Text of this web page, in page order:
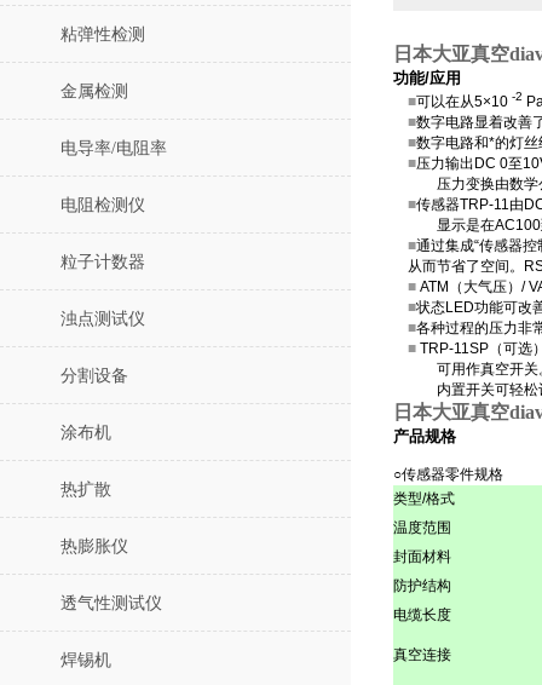
粘弹性检测
金属检测
电导率/电阻率
电阻检测仪
粒子计数器
浊点测试仪
分割设备
涂布机
热扩散
热膨胀仪
透气性测试仪
焊锡机
日本大亚真空
功能/应用
■可以在从5×10 -2
■数字电路显着改善
■数字电路和*的灯
■压力输出DC 0至
压力变换由数学公
■传感器TRP-11由
显示是在AC100到
■通过集成“传感器
从而节省了空间。
■ ATM（大气压）/
■状态LED功能可改
■各种过程的压力非
■ TRP-11SP（可选
可用作真空开关
内置开关可轻松
日本大亚真空
产品规格
○传感器零件规格
类型/格式
温度范围
封面材料
防护结构
电缆长度
真空连接